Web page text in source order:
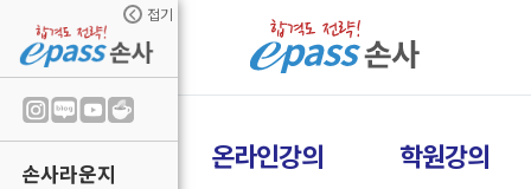
접기
손사라운지 온라인강의 학원강의